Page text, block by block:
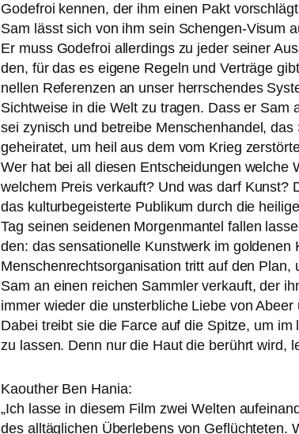
Godefroi ken­nen, der ihm einen Pakt
Sam lässt sich von ihm sein Schengen-Visum
Er muss Godefroi aller­dings zu jeder sei­ner
den, für das es eige­ne Regeln und Verträge
nel­len Referenzen an unser herr­schen­des
Sichtweise in die Welt zu tra­gen. Dass er Sam
sei zynisch und betrei­be Menschenhandel,
gehei­ra­tet, um heil aus dem vom Krieg
Wer hat bei all die­sen Entscheidungen wel­che
wel­chem Preis ver­kauft? Und was darf Kunst?
das kul­tur­be­geis­ter­te Publikum durch die
Tag sei­nen sei­de­nen Morgenmantel fal­len
den: das sen­sa­tio­nel­le Kunstwerk im
Menschenrechtsorganisation tritt auf den
Sam an einen rei­chen Sammler ver­kauft, der
immer wie­der die unsterb­li­che Liebe von Abeer
Dabei treibt sie die Farce auf die Spitze, um
zu las­sen. Denn nur die Haut die berührt wird,
Kaouther Ben Hania:
„Ich las­se in die­sem Film zwei Welten
des all­täg­li­chen Überlebens von Geflüchteten.